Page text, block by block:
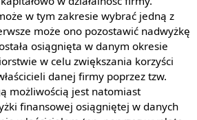
w tym zakresie wybrać jedną z
może ono pozostawić nadwyżkę
osiągnięta w danym okresie
w celu zwiększania korzyści
danej firmy poprzez tzw.
możliwością jest natomiast
finansowej osiągniętej w danych